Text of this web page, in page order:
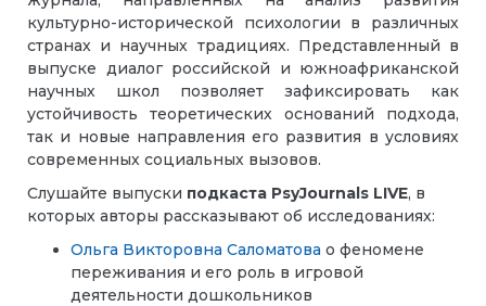
культурно-исторической психологии в различных
странах и научных традициях. Представленный в
выпуске диалог российской и южноафриканской
научных школ позволяет зафиксировать как
устойчивость теоретических оснований подхода,
так и новые направления его развития в условиях
современных социальных вызовов.
Слушайте выпуски подкаста PsyJournals LIVE, в
которых авторы рассказывают об исследованиях:
Ольга Викторовна Саломатова о феномене
переживания и его роль в игровой
деятельности дошкольников